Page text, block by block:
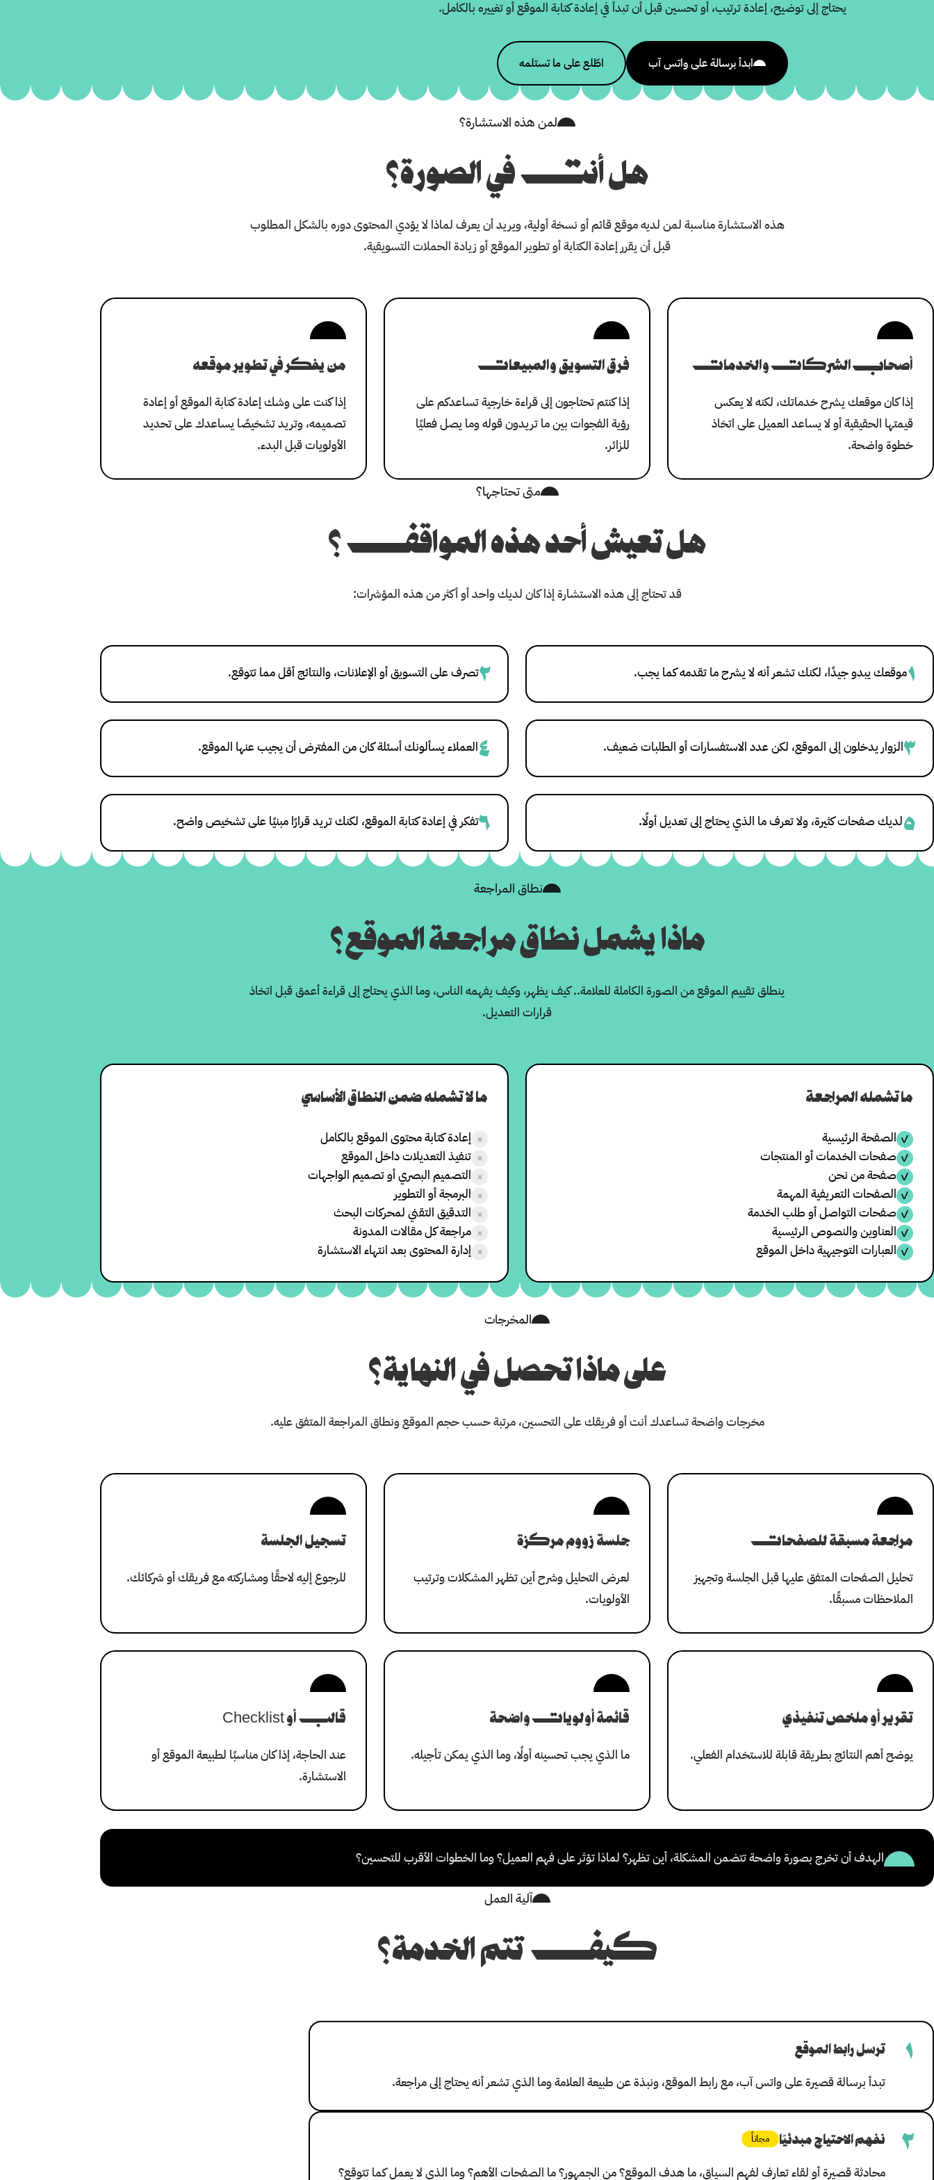
يحتاج إلى توضيح، إعادة ترتيب، أو تحسين قبل أن تبدأ في إعادة كتابة الموقع أو تغييره بالكامل.
ابدأ برسالة على واتس آب اطّلع على ما تستلمه
لمن هذه الاستشارة؟
هل أنت في الصورة؟
هذه الاستشارة مناسبة لمن لديه موقع قائم أو نسخة أولية، ويريد أن يعرف لماذا لا يؤدي المحتوى دوره بالشكل المطلوب
قبل أن يقرر إعادة الكتابة أو تطوير الموقع أو زيادة الحملات التسويقية.
أصحاب الشركات والخدمات
إذا كان موقعك يشرح خدماتك، لكنه لا يعكس
قيمتها الحقيقية أو لا يساعد العميل على اتخاذ
خطوة واضحة.
فرق التسويق والمبيعات
إذا كنتم تحتاجون إلى قراءة خارجية تساعدكم على
رؤية الفجوات بين ما تريدون قوله وما يصل فعليًا
للزائر.
من يفكر في تطوير موقعه
إذا كنت على وشك إعادة كتابة الموقع أو إعادة
تصميمه، وتريد تشخيصًا يساعدك على تحديد
الأولويات قبل البدء.
متى تحتاجها؟
هل تعيش أحد هذه المواقف؟
قد تحتاج إلى هذه الاستشارة إذا كان لديك واحد أو أكثر من هذه المؤشرات:
١موقعك يبدو جيدًا، لكنك تشعر أنه لا يشرح ما تقدمه كما يجب. ٢تصرف على التسويق أو الإعلانات، والنتائج أقل مما تتوقع.
٣الزوار يدخلون إلى الموقع، لكن عدد الاستفسارات أو الطلبات ضعيف. ٤العملاء يسألونك أسئلة كان من المفترض أن يجيب عنها الموقع.
٥لديك صفحات كثيرة، ولا تعرف ما الذي يحتاج إلى تعديل أولًا. ٦تفكر في إعادة كتابة الموقع، لكنك تريد قرارًا مبنيًا على تشخيص واضح.
نطاق المراجعة
ماذا يشمل نطاق مراجعة الموقع؟
ينطلق تقييم الموقع من الصورة الكاملة للعلامة.. كيف يظهر، وكيف يفهمه الناس، وما الذي يحتاج إلى قراءة أعمق قبل اتخاذ
قرارات التعديل.
ما تشمله المراجعة
✓ الصفحة الرئيسية
✓ صفحات الخدمات أو المنتجات
✓ صفحة من نحن
✓ الصفحات التعريفية المهمة
✓ صفحات التواصل أو طلب الخدمة
✓ العناوين والنصوص الرئيسية
✓ العبارات التوجيهية داخل الموقع
ما لا تشمله ضمن النطاق الأساسي
× إعادة كتابة محتوى الموقع بالكامل
× تنفيذ التعديلات داخل الموقع
× التصميم البصري أو تصميم الواجهات
× البرمجة أو التطوير
× التدقيق التقني لمحركات البحث
× مراجعة كل مقالات المدونة
× إدارة المحتوى بعد انتهاء الاستشارة
المخرجات
على ماذا تحصل في النهاية؟
مخرجات واضحة تساعدك أنت أو فريقك على التحسين، مرتبة حسب حجم الموقع ونطاق المراجعة المتفق عليه.
مراجعة مسبقة للصفحات
تحليل الصفحات المتفق عليها قبل الجلسة وتجهيز
الملاحظات مسبقًا.
جلسة زووم مركزة
لعرض التحليل وشرح أين تظهر المشكلات وترتيب
الأولويات.
تسجيل الجلسة
للرجوع إليه لاحقًا ومشاركته مع فريقك أو شركائك.
تقرير أو ملخص تنفيذي
يوضح أهم النتائج بطريقة قابلة للاستخدام الفعلي.
قائمة أولويات واضحة
ما الذي يجب تحسينه أولًا، وما الذي يمكن تأجيله.
قالب أو Checklist
عند الحاجة، إذا كان مناسبًا لطبيعة الموقع أو
الاستشارة.
الهدف أن تخرج بصورة واضحة تتضمن المشكلة، أين تظهر؟ لماذا تؤثر على فهم العميل؟ وما الخطوات الأقرب للتحسين؟
آلية العمل
كيف تتم الخدمة؟
١ ترسل رابط الموقع
تبدأ برسالة قصيرة على واتس آب، مع رابط الموقع، ونبذة عن طبيعة العلامة وما الذي تشعر أنه يحتاج إلى مراجعة.
٢ نفهم الاحتياج مبدئيًا مجاناً
محادثة قصيرة أو لقاء تعارف لفهم السياق، ما هدف الموقع؟ من الجمهور؟ ما الصفحات الأهم؟ وما الذي لا يعمل كما تتوقع؟